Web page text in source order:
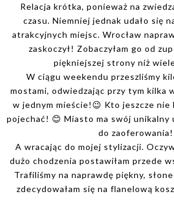
Relacja krótka, ponieważ na
czasu. Niemniej jednak udało się
atrakcyjnych miejsc. Wrocław
zaskoczył! Zobaczyłam go od
piękniejszej strony niż
W ciągu weekendu przeszliśmy
mostami, odwiedzając przy tym kilka
w jednym mieście!😉 Kto jeszcze nie
pojechać! 😊 Miasto ma swój unikalny
do zaoferowania!
A wracając do mojej stylizacji.
dużo chodzenia postawiłam przede
Trafiliśmy na naprawdę piękny,
zdecydowałam się na flanelową